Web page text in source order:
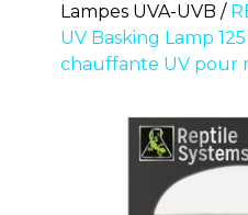
Lampes UVA-UVB
UV Basking Lamp
chauffante UV pour